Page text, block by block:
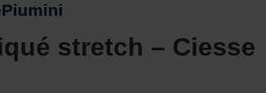
stretch – Ciesse